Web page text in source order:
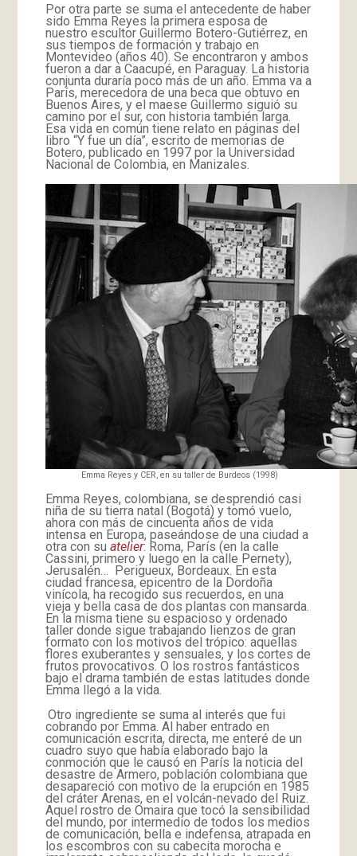
Por otra parte se suma el antecedente de haber
sido Emma Reyes la primera esposa de
nuestro escultor Guillermo Botero-Gutiérrez, en
sus tiempos de formación y trabajo en
Montevideo (años 40). Se encontraron y ambos
fueron a dar a Caacupé, en Paraguay. La historia
conjunta duraría poco más de un año. Emma va a
París, merecedora de una beca que obtuvo en
Buenos Aires, y el maese Guillermo siguió su
camino por el sur, con historia también larga.
Esa vida en común tiene relato en páginas del
libro “Y fue un día”, escrito de memorias de
Botero, publicado en 1997 por la Universidad
Nacional de Colombia, en Manizales.
Emma Reyes y CER, en su taller de Burdeos (1998)
Emma Reyes, colombiana, se desprendió casi
niña de su tierra natal (Bogotá) y tomó vuelo,
ahora con más de cincuenta años de vida
intensa en Europa, paseándose de una ciudad a
otra con su atelier: Roma, París (en la calle
Cassini, primero y luego en la calle Pernety),
Jerusalén… Perigueux, Bordeaux. En esta
ciudad francesa, epicentro de la Dordoña
vinícola, ha recogido sus recuerdos, en una
vieja y bella casa de dos plantas con mansarda.
En la misma tiene su espacioso y ordenado
taller donde sigue trabajando lienzos de gran
formato con los motivos del trópico: aquellas
flores exuberantes y sensuales, y los cortes de
frutos provocativos. O los rostros fantásticos
bajo el drama también de estas latitudes donde
Emma llegó a la vida.
Otro ingrediente se suma al interés que fui
cobrando por Emma. Al haber entrado en
comunicación escrita, directa, me enteré de un
cuadro suyo que había elaborado bajo la
conmoción que le causó en París la noticia del
desastre de Armero, población colombiana que
desapareció con motivo de la erupción en 1985
del cráter Arenas, en el volcán-nevado del Ruiz.
Aquel rostro de Omaira que tocó la sensibilidad
del mundo, por intermedio de todos los medios
de comunicación, bella e indefensa, atrapada en
los escombros con su cabecita morocha e